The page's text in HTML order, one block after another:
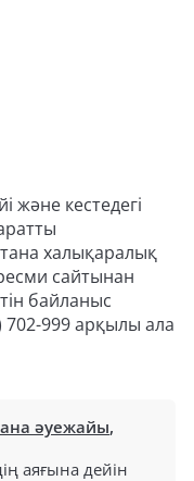
және кестедегі
халықаралық
сайтынан
байланыс
999 арқылы ала
әуежайы,
аяғына дейін